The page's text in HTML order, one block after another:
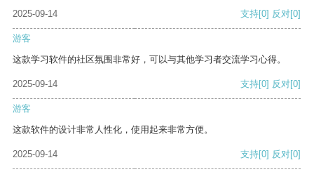
2025-09-14
支持[0] 反对[0]
游客
这款学习软件的社区氛围非常好，可以与其他学习者交流学习心得。
2025-09-14 支持[0] 反对[0]
游客
这款软件的设计非常人性化，使用起来非常方便。
2025-09-14 支持[0] 反对[0]